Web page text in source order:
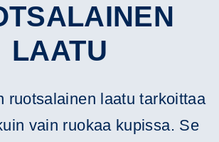
LAATU
ruotsalainen laatu tarkoittaa
vain ruokaa kupissa. Se